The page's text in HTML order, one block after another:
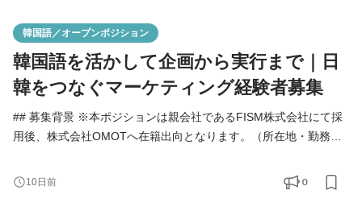
韓国語／オープンポジション
韓国語を活かして企画から実行まで｜日
韓をつなぐマーケティング経験者募集
## 募集背景 ※本ポジションは親会社であるFISM株式会社にて採
用後、株式会社OMOTへ在籍出向となります。（所在地・勤務条
の韓国を中心とした海外市場への事業拡大に伴い、韓国市場を担
10日前 0